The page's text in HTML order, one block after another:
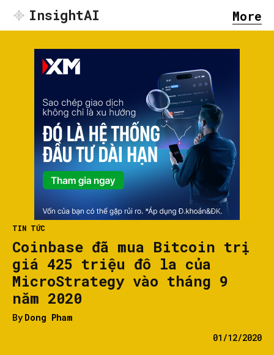
InsightAI More
TIN TỨC
Coinbase đã mua Bitcoin trị
giá 425 triệu đô la của
MicroStrategy vào tháng 9
năm 2020
By Dong Pham
01/12/2020